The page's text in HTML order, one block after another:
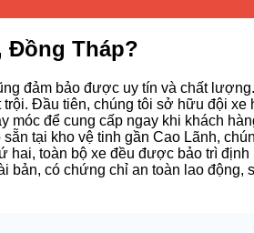
Đồng Tháp?
đảm bảo được uy tín và chất
Đầu tiên, chúng tôi sở hữu đội xe
để cung cấp ngay khi khách
tại kho vệ tinh gần Cao Lãnh,
toàn bộ xe đều được bảo trì
có chứng chỉ an toàn lao động,